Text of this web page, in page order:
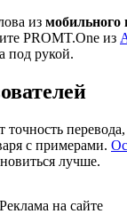
из мобильного
PROMT.One из
под рукой.
точность
с примерами.
лучше.
Реклама на сайте